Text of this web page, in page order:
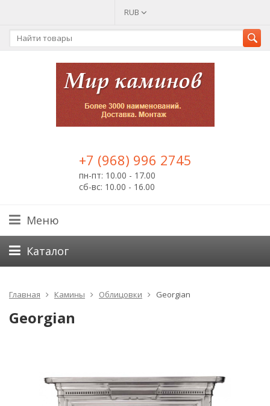
RUB
+7 (968) 996 2745
пн-пт: 10.00 - 17.00
сб-вс: 10.00 - 16.00
Меню
Каталог
Главная Камины Облицовки Georgian
Georgian